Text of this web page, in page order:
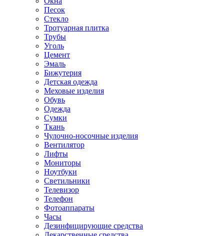
Песок
Стекло
Тротуарная плитка
Трубы
Уголь
Цемент
Эмаль
Бижутерия
Детская одежда
Меховые изделия
Обувь
Одежда
Сумки
Ткань
Чулочно-носочные изделия
Вентилятор
Лифты
Мониторы
Ноутбуки
Светильники
Телевизор
Телефон
Фотоаппараты
Часы
Дезинфицирующие средства